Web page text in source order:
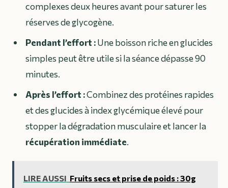
complexes deux heures avant pour saturer les
réserves de glycogène.
Pendant l’effort :Une boisson riche en glucides
simples peut être utile si la séance dépasse 90
minutes.
Après l’effort :Combinez des protéines rapides
et des glucides à index glycémique élevé pour
stopper la dégradation musculaire et lancer la
récupération immédiate.
LIRE AUSSI Fruits secs et prise de poids : 30g